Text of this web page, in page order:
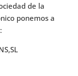
de la
ponemos a